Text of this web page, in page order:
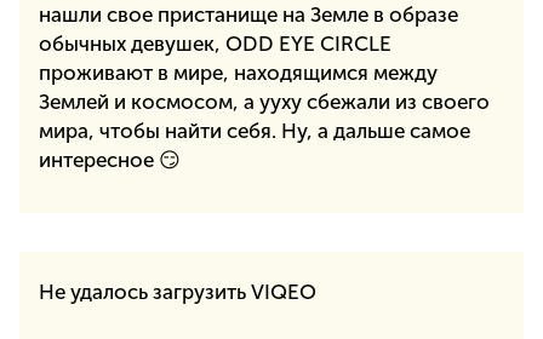
нашли свое пристанище на Земле в образе
обычных девушек, ODD EYE CIRCLE
проживают в мире, находящимся между
Землей и космосом, а yyxy сбежали из своего
мира, чтобы найти себя. Ну, а дальше самое
интересное 😏
Не удалось загрузить VIQEO